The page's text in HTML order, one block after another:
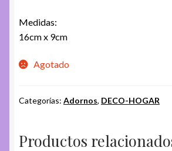
Medidas:
16cm x 9cm
Agotado
Categorías: Adornos, DECO-HOGAR
Productos